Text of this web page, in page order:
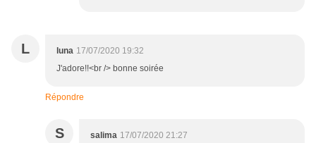
L luna 17/07/2020 19:32
J'adore!!<br /> bonne soirée
Répondre
S salima 17/07/2020 21:27